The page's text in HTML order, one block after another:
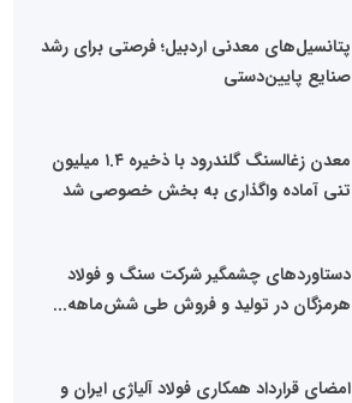
پتانسیل‌های معدنی اردبیل؛ فرصتی برای رشد
صنایع پایین‌دستی
معدن زغالسنگ گلندرود با ذخیره ۱.۴ میلیون
تنی آماده واگذاری به بخش خصوصی شد
دستاوردهای چشمگیر شرکت سنگ و فولاد
هرمزگان در تولید و فروش طی شش‌ماهه...
امضای قرارداد همکاری فولاد آلیاژی ایران و